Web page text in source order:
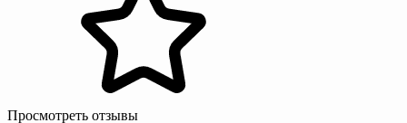
Просмотреть отзывы